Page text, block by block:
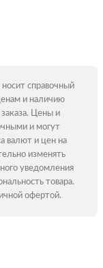
справочный
и наличию
Цены и
и могут
валют и цен на
изменять
уведомления
товара.
офертой.